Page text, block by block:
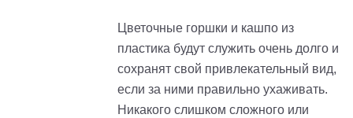
Цветочные горшки и кашпо из
пластика будут служить очень долго и
сохранят свой привлекательный вид,
если за ними правильно ухаживать.
Никакого слишком сложного или